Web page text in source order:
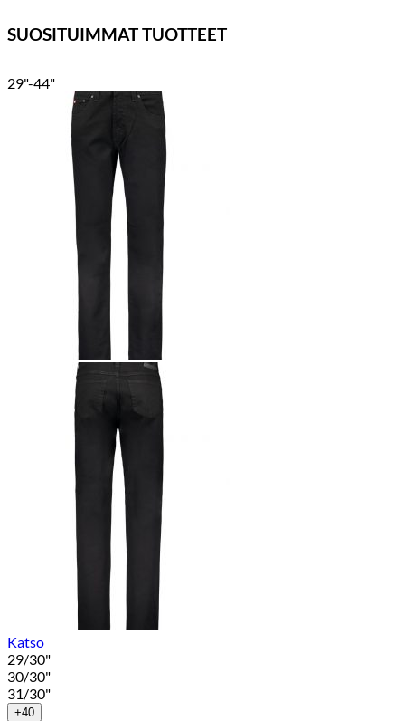
SUOSITUIMMAT TUOTTEET
29"-44"
Katso
29/30"
30/30"
31/30"
+40